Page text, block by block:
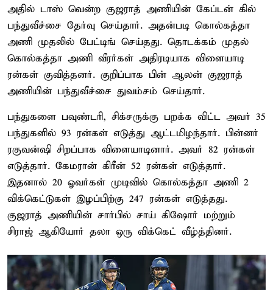
அதில் டாஸ் வென்ற குஜராத் அணியின் கேப்டன் கில்
பந்துவீச்சை தேர்வு செய்தார். அதன்படி கொல்கத்தா
அணி முதலில் பேட்டிங் செய்தது. தொடக்கம் முதல்
கொல்கத்தா அணி வீரர்கள் அதிரடியாக விளையாடி
ரன்கள் குவித்தனர். குறிப்பாக பின் ஆலன் குஜராத்
அணியின் பந்துவீச்சை துவம்சம் செய்தார்.
பந்துகளை பவுண்டரி, சிக்சருக்கு பறக்க விட்ட அவர் 35
பந்துகளில் 93 ரன்கள் எடுத்து ஆட்டமிழந்தார். பின்னர்
ரகுவன்ஷி சிறப்பாக விளையாடினார். அவர் 82 ரன்கள்
எடுத்தார். கேமரான் கிரீன் 52 ரன்கள் எடுத்தார்.
இதனால் 20 ஓவர்கள் முடிவில் கொல்கத்தா அணி 2
விக்கெட்டுகள் இழப்பிற்கு 247 ரன்கள் எடுத்தது.
குஜராத் அணியின் சார்பில் சாய் கிஷோர் மற்றும்
சிராஜ் ஆகியோர் தலா ஒரு விக்கெட் வீழ்த்தினர்.